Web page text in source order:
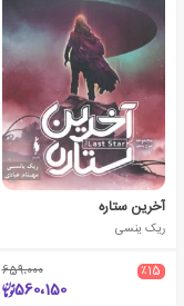
آخرین ستاره
ریک ینسی
٪15 659،000
560،150